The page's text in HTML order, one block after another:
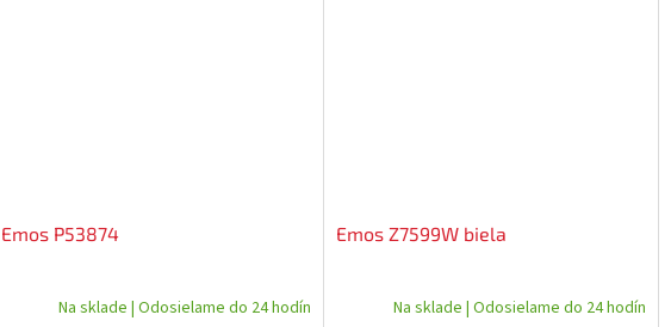
Emos P53874
Na sklade | Odosielame do 24 hodín
Emos Z7599W biela
Na sklade | Odosielame do 24 hodín